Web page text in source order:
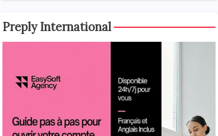
Preply International